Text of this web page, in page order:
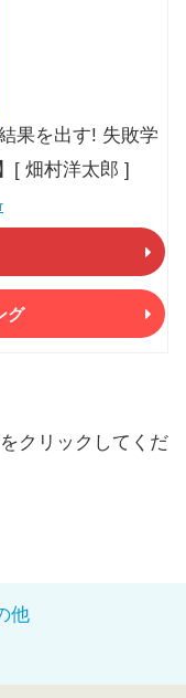
果を出す! 失敗学
[ 畑村洋太郎 ]
グ
クリックしてくだ
他